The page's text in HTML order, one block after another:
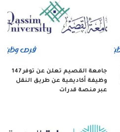
جامعة القصيم تعلن عن توفر 147
وظيفة أكاديمية عن طريق النقل
عبر منصة قدرات